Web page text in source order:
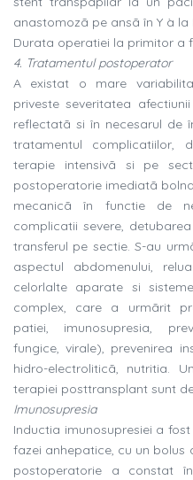
anastomozã pe ansã în Y à
Durata operatiei la primitor a
4. Tratamentul postoperator
A existat o mare
priveste severitatea
reflectatã si în necesarul de
tratamentul complicatiilor,
terapie intensivã si pe
postoperatorie imediatã
mecanicã în functie de
complicatii severe,
transferul pe sectie. S-au
aspectul abdomenului,
celorlalte aparate si
complex, care a urmãrit
patiei, imunosupresia,
fungice, virale), prevenirea
hidro-electroliticã, nutritia.
terapiei posttransplant sunt
Imunosupresia
Inductia imunosupresiei a
fazei anhepatice, cu un bolus
postoperatorie a constat